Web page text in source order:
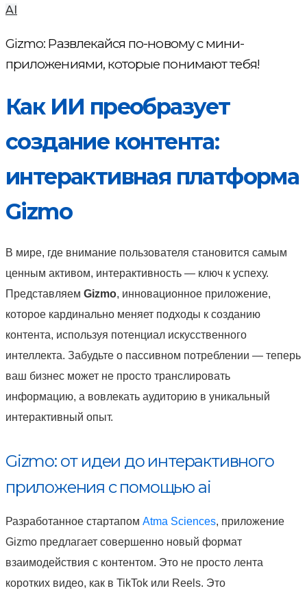
AI
Gizmo: Развлекайся по-новому с мини-
приложениями, которые понимают тебя!
Как ИИ преобразует
создание контента:
интерактивная платформа
Gizmo
В мире, где внимание пользователя становится самым
ценным активом, интерактивность — ключ к успеху.
Представляем Gizmo, инновационное приложение,
которое кардинально меняет подходы к созданию
контента, используя потенциал искусственного
интеллекта. Забудьте о пассивном потреблении — теперь
ваш бизнес может не просто транслировать
информацию, а вовлекать аудиторию в уникальный
интерактивный опыт.
Gizmo: от идеи до интерактивного
приложения с помощью ai
Разработанное стартапом Atma Sciences, приложение
Gizmo предлагает совершенно новый формат
взаимодействия с контентом. Это не просто лента
коротких видео, как в TikTok или Reels. Это